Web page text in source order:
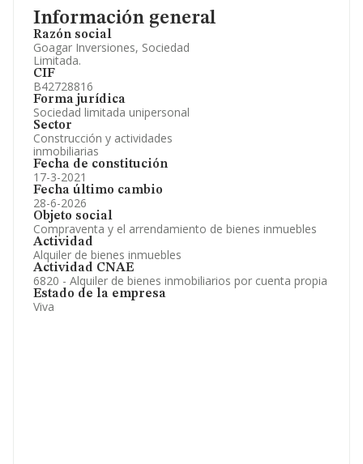
Información general
Razón social
Goagar Inversiones, Sociedad
Limitada.
CIF
B42728816
Forma jurídica
Sociedad limitada unipersonal
Sector
Construcción y actividades
inmobiliarias
Fecha de constitución
17-3-2021
Fecha último cambio
28-6-2026
Objeto social
Compraventa y el arrendamiento de bienes inmuebles
Actividad
Alquiler de bienes inmuebles
Actividad CNAE
6820 - Alquiler de bienes inmobiliarios por cuenta propia
Estado de la empresa
Viva
Artículos de prensa publicados sobre la empresa.
Información oficial y registral complementaria.